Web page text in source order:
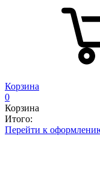
Корзина
0
Корзина
Итого:
Перейти к